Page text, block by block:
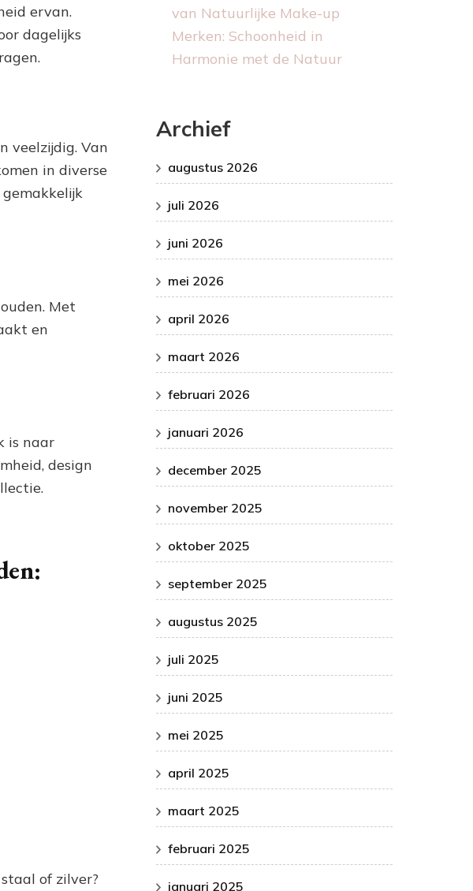
ervan.
dagelijks
veelzijdig. Van
in diverse
Met
en
is naar
design
of zilver?
van Natuurlijke Make-up
Merken: Schoonheid in
Harmonie met de Natuur
Archief
augustus 2026
juli 2026
juni 2026
mei 2026
april 2026
maart 2026
februari 2026
januari 2026
december 2025
november 2025
oktober 2025
september 2025
augustus 2025
juli 2025
juni 2025
mei 2025
april 2025
maart 2025
februari 2025
januari 2025